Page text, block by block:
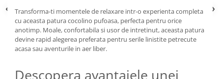
Transforma-ti momentele de relaxare intr-o experienta completa
cu aceasta patura cocolino pufoasa, perfecta pentru orice
anotimp. Moale, confortabila si usor de intretinut, aceasta patura
devine rapid alegerea preferata pentru serile linistite petrecute
acasa sau aventurile in aer liber.
Descopera avantajele unei